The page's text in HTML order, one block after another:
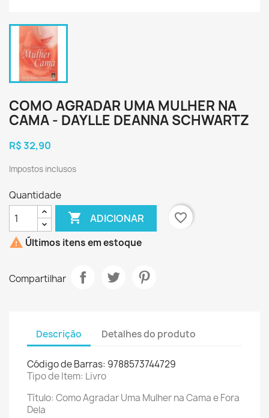
COMO AGRADAR UMA MULHER NA
CAMA - DAYLLE DEANNA SCHWARTZ
R$ 32,90
Impostos inclusos
Quantidade
 ADICIONAR
favorite_border
 Últimos itens em estoque
Compartilhar
Descrição Detalhes do produto
Código de Barras: 9788573744729
Tipo de Item: Livro
Título: Como Agradar Uma Mulher na Cama e Fora
Dela